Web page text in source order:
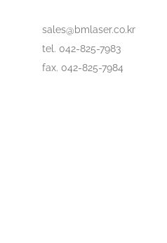
sales@bmlaser.co.kr
tel. 042-825-7983
fax. 042-825-7984